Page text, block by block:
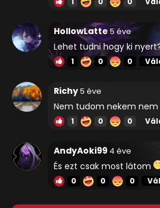
HollowLatte5 éve
Lehet tudni hogy ki
1 0 0
Richy5 éve
Nem tudom nekem
1 0 0
AndyAoki99 4 éve
És ezt csak most látom
0 0 0